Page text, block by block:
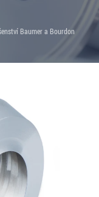
Baumer a Bourdon